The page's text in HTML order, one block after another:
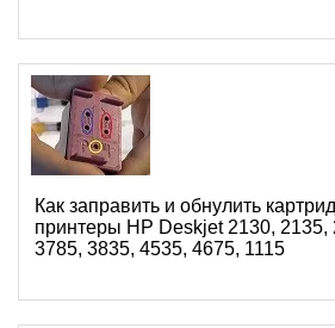
Как заправить и обнулить
принтеры HP Deskjet 2130, 2135,
3785, 3835, 4535, 4675, 1115